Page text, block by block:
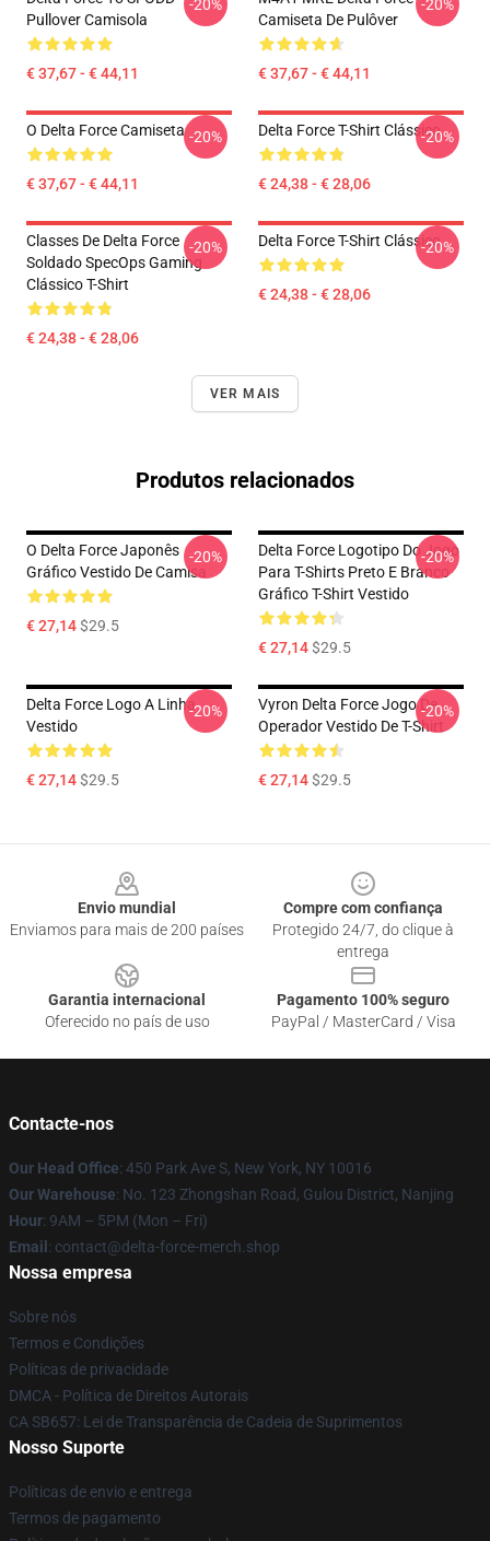
Pullover Camisola
€ 37,67 - € 44,11
-20%
Camiseta De Pulôver
€ 37,67 - € 44,11
-20%
O Delta Force Camiseta
€ 37,67 - € 44,11
-20% Delta Force T-Shirt Clássico
€ 24,38 - € 28,06
-20%
Classes De Delta Force
Soldado SpecOps Gaming
Clássico T-Shirt
€ 24,38 - € 28,06
-20% Delta Force T-Shirt Clássico
€ 24,38 - € 28,06
-20%
VER MAIS
Produtos relacionados
O Delta Force Japonês
Gráfico Vestido De Camisa
€ 27,14$29.5
-20%
Delta Force Logotipo Do Jogo
Para T-Shirts Preto E Branco
Gráfico T-Shirt Vestido
€ 27,14$29.5
-20%
Delta Force Logo A Linha
Vestido
€ 27,14$29.5
-20%
Vyron Delta Force Jogo De
Operador Vestido De T-Shirt
€ 27,14$29.5
-20%
Envio mundial
Enviamos para mais de 200 países
Compre com confiança
Protegido 24/7, do clique à
entrega
Garantia internacional
Oferecido no país de uso
Pagamento 100% seguro
PayPal / MasterCard / Visa
Contacte-nos
Our Head Office: 450 Park Ave S, New York, NY 10016
Our Warehouse: No. 123 Zhongshan Road, Gulou District, Nanjing
Hour: 9AM – 5PM (Mon – Fri)
Email : contact@delta-force-merch.shop
Nossa empresa
Sobre nós
Termos e Condições
Políticas de privacidade
DMCA - Política de Direitos Autorais
CA SB657: Lei de Transparência de Cadeia de Suprimentos
Nosso Suporte
Políticas de envio e entrega
Termos de pagamento